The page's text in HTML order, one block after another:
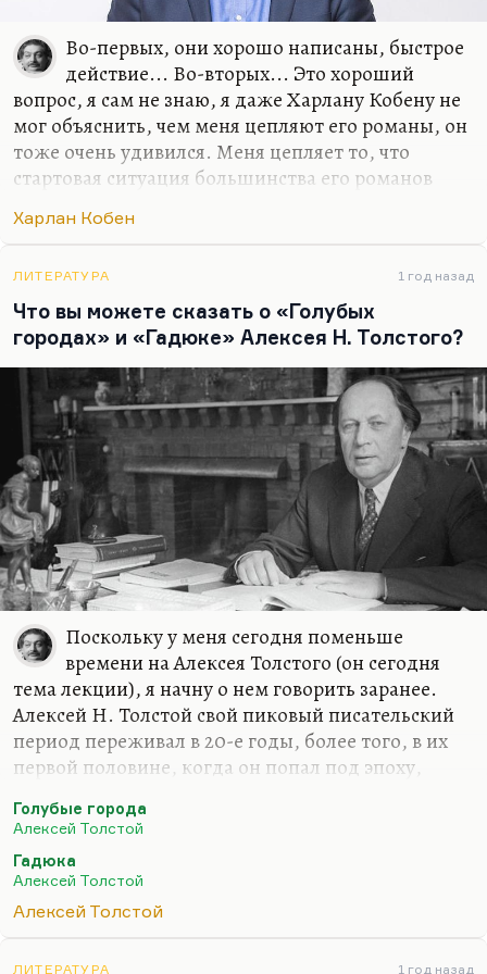
Во-первых, они хорошо написаны, быстрое
действие... Во-вторых... Это хороший
вопрос, я сам не знаю, я даже Харлану Кобену не
мог объяснить, чем меня цепляют его романы, он
тоже очень удивился. Меня цепляет то, что
стартовая ситуация большинства его романов
«Дураков нет») – это или внезапное исчезновение
Ребенок внезапно появляется на стоянке
парковки, а где он был, куда его родители
делись, – не понятно.
Меня вообще цепляют истории с тайнами, но,
если говорить серьезно, одна из самых больших
тайн, это как цветение в разные сроки, такой
приспособлительный механизм растения... Люди
исчезают из поля зрения…
Харлан Кобен
ЛИТЕРАТУРА 1 год назад
Что вы можете сказать о «Голубых
городах» и «Гадюке» Алексея Н. Толстого?
Поскольку у меня сегодня поменьше
времени на Алексея Толстого (он сегодня
тема лекции), я начну о нем говорить заранее.
Алексей Н. Толстой свой пиковый писательский
период переживал в 20-е годы, более того, в их
первой половине, когда он попал под эпоху,
том, что ему соответствовал здравый, простой,
норму среди перверсий Серебряного века, – он,
выражал отнюдь. Чувство, что он возрождал
Голубые города
Алексей Толстой
Гадюка
Алексей Толстой
Алексей Толстой
ЛИТЕРАТУРА 1 год назад